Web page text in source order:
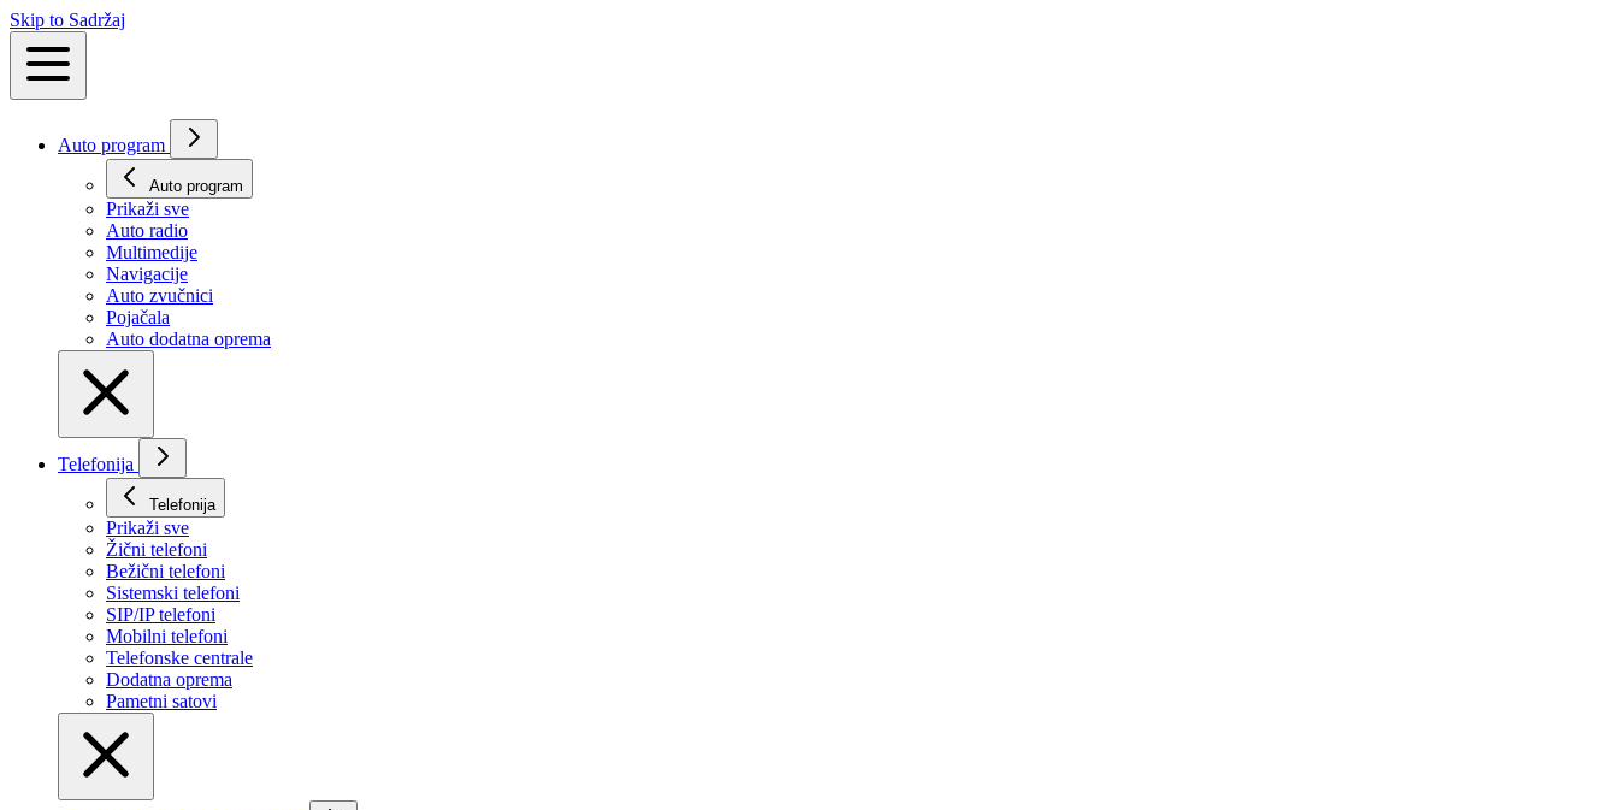
Skip to Sadržaj
Auto program
Auto program
Prikaži svе
Auto radio
Multimedije
Navigacije
Auto zvučnici
Pojačala
Auto dodatna oprema
Telefonija
Telefonija
Prikaži svе
Žični telefoni
Bežični telefoni
Sistemski telefoni
SIP/IP telefoni
Mobilni telefoni
Telefonske centrale
Dodatna oprema
Pametni satovi